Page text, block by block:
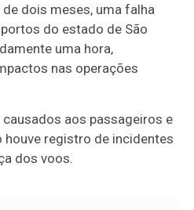
dois meses, uma falha
do estado de São
uma hora,
nas operações
aos passageiros e
houve registro de incidentes
dos voos.